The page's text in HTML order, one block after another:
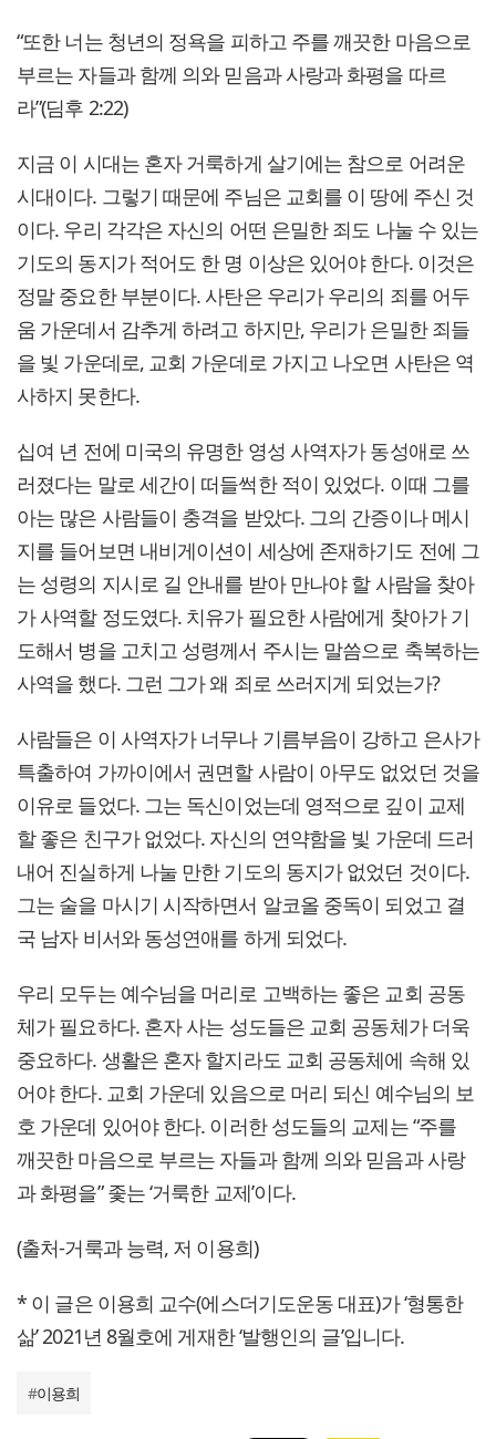
“또한 너는 청년의 정욕을 피하고 주를 깨끗한 마음으로
부르는 자들과 함께 의와 믿음과 사랑과 화평을 따르
라”(딤후 2:22)
지금 이 시대는 혼자 거룩하게 살기에는 참으로 어려운
시대이다. 그렇기 때문에 주님은 교회를 이 땅에 주신 것
이다. 우리 각각은 자신의 어떤 은밀한 죄도 나눌 수 있는
기도의 동지가 적어도 한 명 이상은 있어야 한다. 이것은
정말 중요한 부분이다. 사탄은 우리가 우리의 죄를 어두
움 가운데서 감추게 하려고 하지만, 우리가 은밀한 죄들
을 빛 가운데로, 교회 가운데로 가지고 나오면 사탄은 역
사하지 못한다.
십여 년 전에 미국의 유명한 영성 사역자가 동성애로 쓰
러졌다는 말로 세간이 떠들썩한 적이 있었다. 이때 그를
아는 많은 사람들이 충격을 받았다. 그의 간증이나 메시
지를 들어보면 내비게이션이 세상에 존재하기도 전에 그
는 성령의 지시로 길 안내를 받아 만나야 할 사람을 찾아
가 사역할 정도였다. 치유가 필요한 사람에게 찾아가 기
도해서 병을 고치고 성령께서 주시는 말씀으로 축복하는
사역을 했다. 그런 그가 왜 죄로 쓰러지게 되었는가?
사람들은 이 사역자가 너무나 기름부음이 강하고 은사가
특출하여 가까이에서 권면할 사람이 아무도 없었던 것을
이유로 들었다. 그는 독신이었는데 영적으로 깊이 교제
할 좋은 친구가 없었다. 자신의 연약함을 빛 가운데 드러
내어 진실하게 나눌 만한 기도의 동지가 없었던 것이다.
그는 술을 마시기 시작하면서 알코올 중독이 되었고 결
국 남자 비서와 동성연애를 하게 되었다.
우리 모두는 예수님을 머리로 고백하는 좋은 교회 공동
체가 필요하다. 혼자 사는 성도들은 교회 공동체가 더욱
중요하다. 생활은 혼자 할지라도 교회 공동체에 속해 있
어야 한다. 교회 가운데 있음으로 머리 되신 예수님의 보
호 가운데 있어야 한다. 이러한 성도들의 교제는 “주를
깨끗한 마음으로 부르는 자들과 함께 의와 믿음과 사랑
과 화평을” 좇는 ‘거룩한 교제’이다.
(출처-거룩과 능력, 저 이용희)
* 이 글은 이용희 교수(에스더기도운동 대표)가 ‘형통한
삶’ 2021년 8월호에 게재한 ‘발행인의 글’입니다.
#이용희